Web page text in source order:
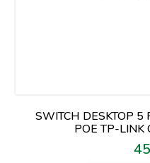
SWITCH DESKTOP 5
POE TP-LINK